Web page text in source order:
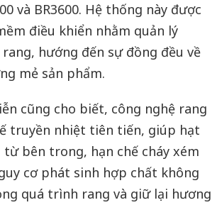
và BR3600. Hệ thống này được
điều khiển nhằm quản lý
hướng đến sự đồng đều về
mẻ sản phẩm.
cũng cho biết, công nghệ rang
truyền nhiệt tiên tiến, giúp hạt
từ bên trong, hạn chế cháy xém
cơ phát sinh hợp chất không
quá trình rang và giữ lại hương